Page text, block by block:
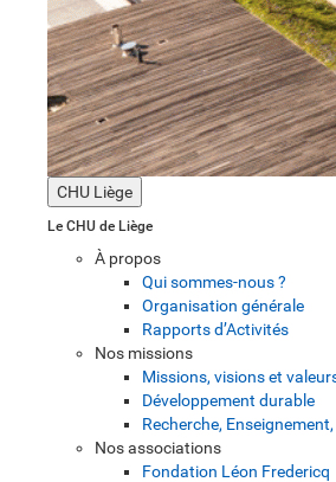
CHU Liège
Le CHU de Liège
À propos
Qui sommes-nous ?
Organisation générale
Rapports d’Activités
Nos missions
Missions, visions et
Développement durable
Recherche,
Nos associations
Fondation Léon Fredericq